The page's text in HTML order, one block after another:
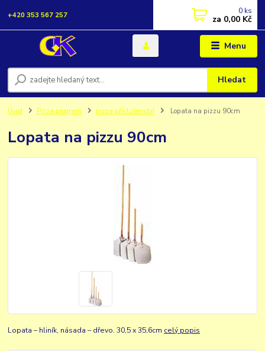
Menu
Hledat
+420 353 567 257 0 ks
za 0,00 Kč
Úvod Pizza program pizza příslušenství Lopata na pizzu 90cm
Lopata na pizzu 90cm
Lopata – hliník, násada – dřevo. 30,5 x 35,6cm celý popis